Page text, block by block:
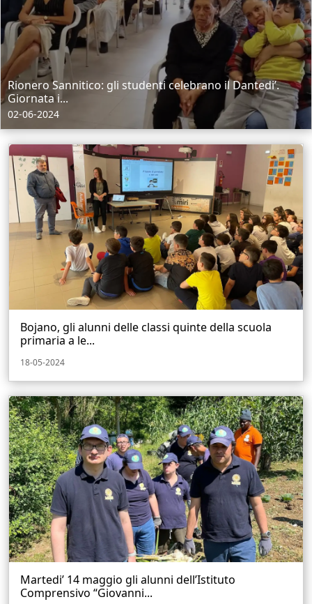
Rionero Sannitico: gli studenti celebrano il Dantedi’.
Giornata i...
02-06-2024
Bojano, gli alunni delle classi quinte della scuola
primaria a le...
18-05-2024
Martedi’ 14 maggio gli alunni dell’Istituto
Comprensivo “Giovanni...